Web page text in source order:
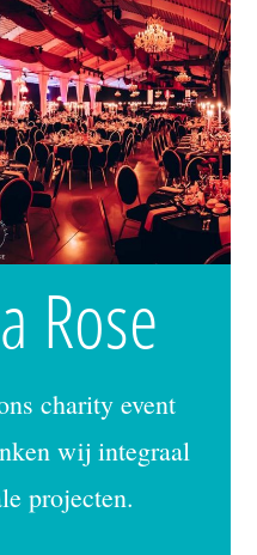
Rose
charity event
wij integraal
projecten.